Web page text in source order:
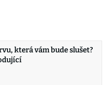
která vám bude slušet?